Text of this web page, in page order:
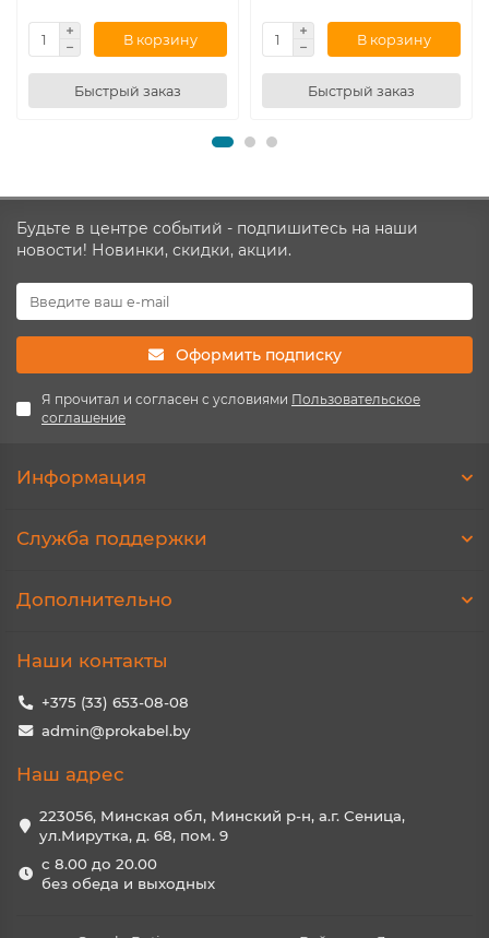
В корзину
Быстрый заказ
В корзину
Быстрый заказ
Будьте в центре событий - подпишитесь на наши
новости! Новинки, скидки, акции.
Оформить подписку
Я прочитал и согласен с условиями Пользовательское
соглашение
Информация
Служба поддержки
Дополнительно
Наши контакты
+375 (33) 653-08-08
admin@prokabel.by
Наш адрес
223056, Минская обл, Минский р-н, а.г. Сеница,
ул.Мирутка, д. 68, пом. 9
с 8.00 до 20.00
без обеда и выходных